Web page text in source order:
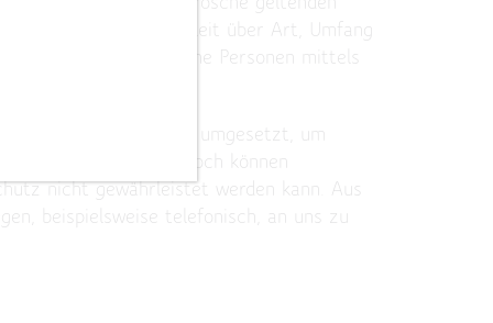
die Öffentlichkeit über Art, Umfang
werden betroffene Personen mittels
Maßnahmen umgesetzt, um
Dennoch können
nicht gewährleistet werden kann. Aus
beispielsweise telefonisch, an uns zu